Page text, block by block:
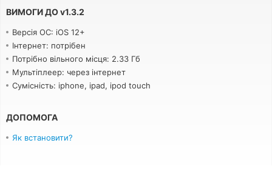
ВИМОГИ ДОv1.3.2
Версія ОС: iOS 12+
Інтернет: потрібен
Потрібно вільного місця: 2.33 Гб
Мультіплеер: через інтернет
Сумісність: iphone, ipad, ipod touch
ДОПОМОГА
Як встановити?